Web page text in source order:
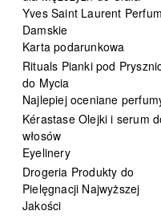
Yves Saint Laurent
Damskie
Karta podarunkowa
Rituals Pianki pod
do Mycia
Najlepiej oceniane
Kérastase Olejki i serum
włosów
Eyelinery
Drogeria Produkty do
Pielęgnacji Najwyższej
Jakości